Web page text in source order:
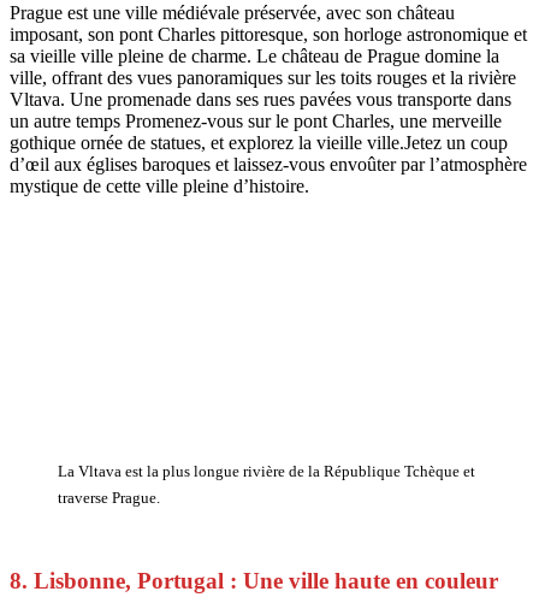
Prague est une ville médiévale préservée, avec son château
imposant, son pont Charles pittoresque, son horloge astronomique et
sa vieille ville pleine de charme. Le château de Prague domine la
ville, offrant des vues panoramiques sur les toits rouges et la rivière
Vltava. Une promenade dans ses rues pavées vous transporte dans
un autre temps Promenez-vous sur le pont Charles, une merveille
gothique ornée de statues, et explorez la vieille ville.Jetez un coup
d’œil aux églises baroques et laissez-vous envoûter par l’atmosphère
mystique de cette ville pleine d’histoire.
La Vltava est la plus longue rivière de la République Tchèque et
traverse Prague.
8. Lisbonne, Portugal : Une ville haute en couleur